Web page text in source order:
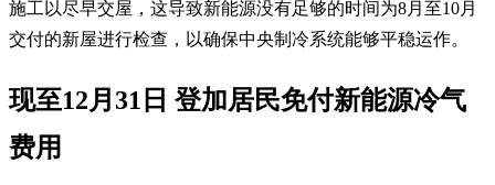
施工以尽早交屋，这导致新能源没有足够的时间为8月至10月
交付的新屋进行检查，以确保中央制冷系统能够平稳运作。
现至12月31日 登加居民免付新能源冷气
费用